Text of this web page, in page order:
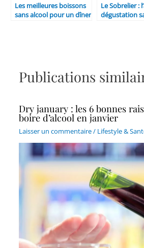
Les meilleures boissons
sans alcool pour un dîner
Le Sobrelier :
dégustation
Publications
Dry january : les 6 bonnes
boire d’alcool en janvier
Laisser un commentaire/ Lifestyle &